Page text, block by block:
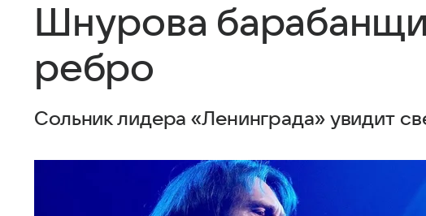
Шнурова
ребро
Сольник лидера «Ленинграда» увидит